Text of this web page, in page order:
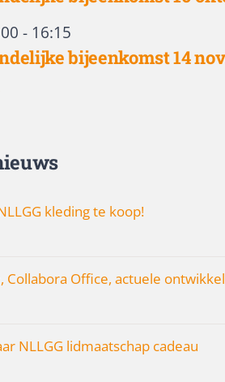
- 16:15
bijeenkomst 14
kleding te koop!
Collabora Office, actuele
NLLGG lidmaatschap cadeau